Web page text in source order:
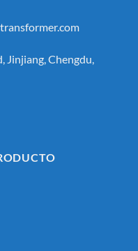
Jinjiang, Chengdu,